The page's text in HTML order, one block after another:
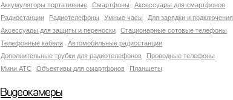
Аккумуляторы портативные Смартфоны
Аксессуары для смартфонов
Радиостанции
Радиотелефоны Умные часы
Для зарядки и подключения
Аксессуары для защиты и переноски
Стационарные сотовые телефоны
Телефонные кабели
Автомобильные радиостанции
Дополнительные трубки для радиотелефонов
Проводные телефоны
Мини АТС
Объективы для смартфонов Планшеты
Видеокамеры